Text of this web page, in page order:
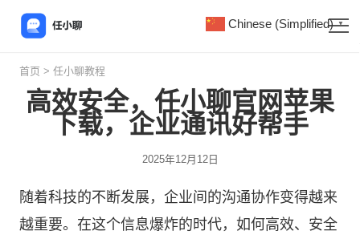
首页 > 任小聊教程
高效安全，任小聊官网苹果
下载，企业通讯好帮手
2025年12月12日
随着科技的不断发展，企业间的沟通协作变得越来
越重要。在这个信息爆炸的时代，如何高效、安全
Chinese (Simplified) ▼